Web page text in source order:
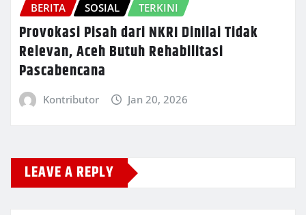
BERITA SOSIAL TERKINI
Provokasi Pisah dari NKRI Dinilai Tidak
Relevan, Aceh Butuh Rehabilitasi
Pascabencana
Kontributor Jan 20, 2026
LEAVE A REPLY